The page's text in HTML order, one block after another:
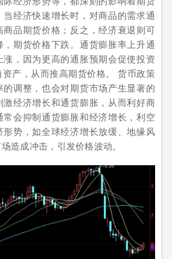
经济快速增长时，对商品的需求通
品期货价格；反之，经济衰退则可
期货价格下跌。通货膨胀率上升通
，因为更高的通胀预期会促使投资
产，从而推高期货价格。 货币政策
调整，也会对期货市场产生显著的
经济增长和通货膨胀，从而利好商
会抑制通货膨胀和经济增长，利空
势，如全球经济增长放缓、地缘风
造成冲击，引发价格波动。